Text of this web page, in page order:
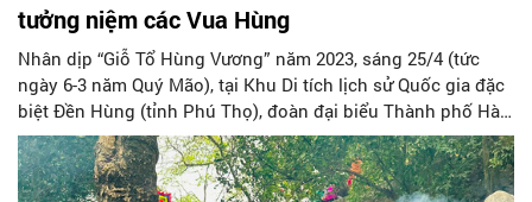
tưởng niệm các Vua Hùng
Nhân dịp “Giỗ Tổ Hùng Vương” năm 2023, sáng 25/4 (tức
ngày 6-3 năm Quý Mão), tại Khu Di tích lịch sử Quốc gia đặc
biệt Đền Hùng (tỉnh Phú Thọ), đoàn đại biểu Thành phố Hà
Nội do Phó Bí thư Thành ủy Hà Nội Nguyễn Văn Phong làm
Trưởng đoàn đã thành kính tổ chức Lễ dâng hương tưởng
niệm, tri ân công đức các Vua Hùng.